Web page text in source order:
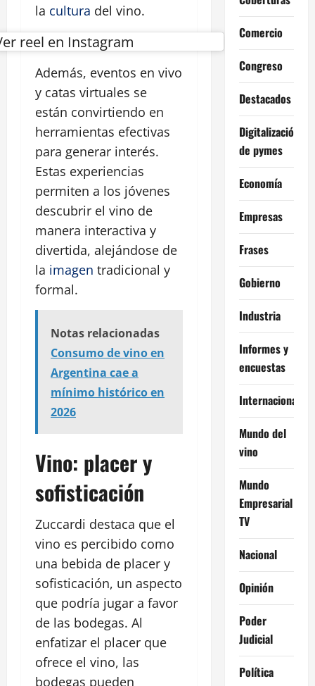
la cultura del vino.
reel en Instagram
Además, eventos en vivo
y catas virtuales se
están convirtiendo en
herramientas efectivas
para generar interés.
Estas experiencias
permiten a los jóvenes
descubrir el vino de
manera interactiva y
divertida, alejándose de
la imagen tradicional y
formal.
Notas relacionadas
Consumo de vino en
Argentina cae a
mínimo histórico en
2026
Vino: placer y
sofisticación
Zuccardi destaca que el
vino es percibido como
una bebida de placer y
sofisticación, un aspecto
que podría jugar a favor
de las bodegas. Al
enfatizar el placer que
ofrece el vino, las
bodegas pueden
Comercio
Congreso
Destacados
Digitalización
de pymes
Economía
Empresas
Frases
Gobierno
Industria
Informes y
encuestas
Internacional
Mundo del
vino
Mundo
Empresarial
TV
Nacional
Opinión
Poder
Judicial
Política